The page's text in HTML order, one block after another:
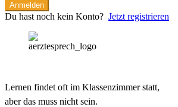
Anmelden
Du hast noch kein Konto? Jetzt registrieren
Lernen findet oft im Klassenzimmer statt,
aber das muss nicht sein.